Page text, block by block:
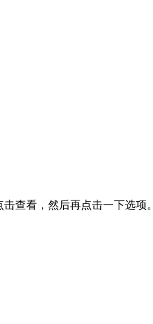
查看，然后再点击一下选项。